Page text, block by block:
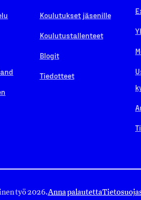
Koulutukset jäsenille
Koulutustallenteet
Blogit
Tiedotteet
työ 2026.Anna palautetta